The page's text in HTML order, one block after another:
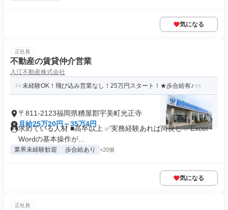
気になる
正社員
不動産の賃貸仲介営業
入江不動産株式会社
未経験OK！飛び込み営業なし！25万円スタート！★歩合給有♪
〒811-2123福岡県糟屋郡宇美町光正寺
月給25万20円～35万4円
求めている人材 ■高卒以上 ✅実務経験あれば尚良し ✅Excel・
Wordの基本操作が...
業界未経験歓迎 歩合給あり +20個
気になる
正社員